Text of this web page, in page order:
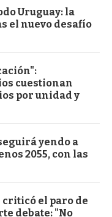
Uruguay: la
el nuevo desafío
cuestionan
por unidad y
yendo a
2055, con las
criticó el paro de
debate: "No